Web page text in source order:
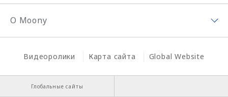
Подгузники Moony
Подгузники-трусики Moony
Поиск товара
Секреты Moony
О Moony
Миссия Moony
История Moony
Видеоролики Карта сайта Global Website
Глобальные сайты